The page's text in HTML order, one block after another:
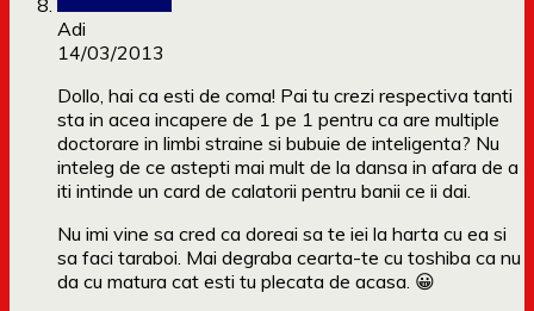
Adi
14/03/2013
Dollo, hai ca esti de coma! Pai tu crezi respectiva tanti
sta in acea incapere de 1 pe 1 pentru ca are multiple
doctorare in limbi straine si bubuie de inteligenta? Nu
inteleg de ce astepti mai mult de la dansa in afara de a
iti intinde un card de calatorii pentru banii ce ii dai.
Nu imi vine sa cred ca doreai sa te iei la harta cu ea si
sa faci taraboi. Mai degraba cearta-te cu toshiba ca nu
da cu matura cat esti tu plecata de acasa. 😀